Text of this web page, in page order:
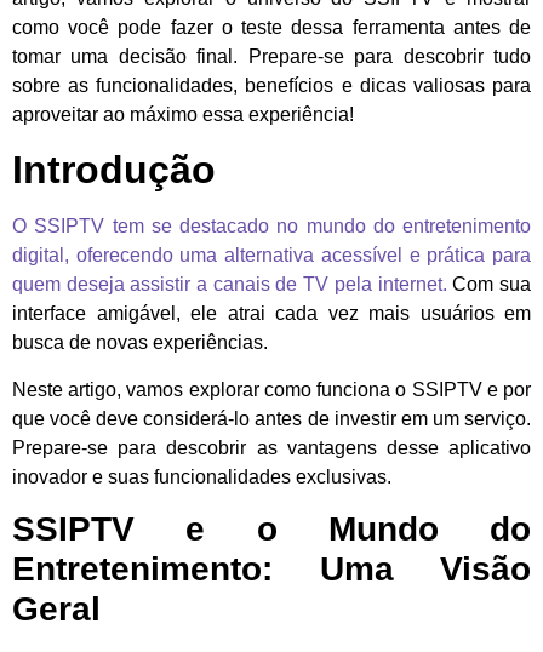
como você pode fazer o teste dessa ferramenta antes de
tomar uma decisão final. Prepare-se para descobrir tudo
sobre as funcionalidades, benefícios e dicas valiosas para
aproveitar ao máximo essa experiência!
Introdução
O SSIPTV tem se destacado no mundo do entretenimento
digital, oferecendo uma alternativa acessível e prática para
quem deseja assistir a canais de TV pela internet.Com sua
interface amigável, ele atrai cada vez mais usuários em
busca de novas experiências.
Neste artigo, vamos explorar como funciona o SSIPTV e por
que você deve considerá-lo antes de investir em um serviço.
Prepare-se para descobrir as vantagens desse aplicativo
inovador e suas funcionalidades exclusivas.
SSIPTV e o Mundo do
Entretenimento: Uma Visão
Geral